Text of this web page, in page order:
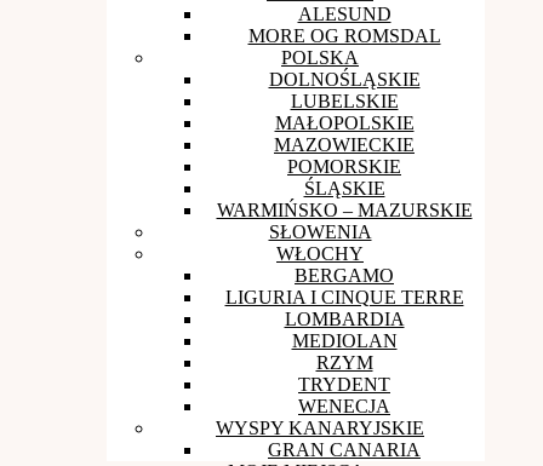
ALESUND
MORE OG ROMSDAL
POLSKA
DOLNOŚLĄSKIE
LUBELSKIE
MAŁOPOLSKIE
MAZOWIECKIE
POMORSKIE
ŚLĄSKIE
WARMIŃSKO – MAZURSKIE
SŁOWENIA
WŁOCHY
BERGAMO
LIGURIA I CINQUE TERRE
LOMBARDIA
MEDIOLAN
RZYM
TRYDENT
WENECJA
WYSPY KANARYJSKIE
GRAN CANARIA